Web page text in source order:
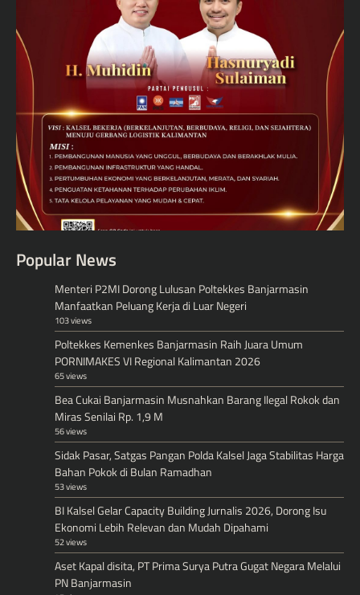
Popular News
Menteri P2MI Dorong Lulusan Poltekkes Banjarmasin
Manfaatkan Peluang Kerja di Luar Negeri
103 views
Poltekkes Kemenkes Banjarmasin Raih Juara Umum
PORNIMAKES VI Regional Kalimantan 2026
65 views
Bea Cukai Banjarmasin Musnahkan Barang Ilegal Rokok dan
Miras Senilai Rp. 1,9 M
56 views
Sidak Pasar, Satgas Pangan Polda Kalsel Jaga Stabilitas Harga
Bahan Pokok di Bulan Ramadhan
53 views
BI Kalsel Gelar Capacity Building Jurnalis 2026, Dorong Isu
Ekonomi Lebih Relevan dan Mudah Dipahami
52 views
Aset Kapal disita, PT Prima Surya Putra Gugat Negara Melalui
PN Banjarmasin